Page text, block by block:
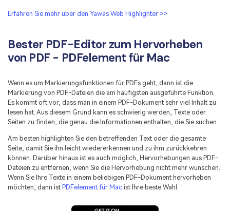
Erfahren Sie mehr über den Yawas Web Highlighter >>
Bester PDF-Editor zum Hervorheben
von PDF - PDFelement für Mac
Wenn es um Markierungsfunktionen für PDFs geht, dann ist die
Markierung von PDF-Dateien die am häufigsten ausgeführte Funktion.
Es kommt oft vor, dass man in einem PDF-Dokument sehr viel Inhalt zu
lesen hat. Aus diesem Grund kann es schwierig werden, Texte oder
Seiten zu finden, die genau die Informationen enthalten, die Sie suchen.
Am besten highlighten Sie den betreffenden Text oder die gesamte
Seite, damit Sie ihn leicht wiedererkennen und zu ihm zurückkehren
können. Darüber hinaus ist es auch möglich, Hervorhebungen aus PDF-
Dateien zu entfernen, wenn Sie die Hervorhebung nicht mehr wünschen.
Wenn Sie Ihre Texte in einem beliebigen PDF-Dokument hervorheben
möchten, dann ist PDFelement für Mac ist Ihre beste Wahl.